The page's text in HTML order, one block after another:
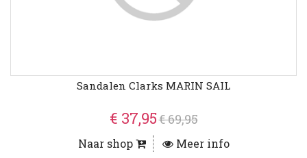
Sandalen Clarks MARIN SAIL
€ 37,95€ 69,95
Naar shop Meer info